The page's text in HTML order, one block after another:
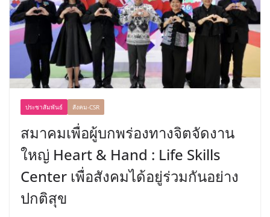
ประชาสัมพันธ์ สังคม-CSR
สมาคมเพื่อผู้บกพร่องทางจิตจัดงาน
ใหญ่ Heart & Hand : Life Skills
Center เพื่อสังคมได้อยู่ร่วมกันอย่าง
ปกติสุข